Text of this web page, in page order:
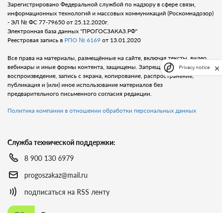
Зарегистрировано Федеральной службой по надзору в сфере связи,
информационных технологий и массовых коммуникаций (Роскомнадозор)
- ЭЛ № ФС 77-79650 от 25.12.2020г.
Электронная база данных "ПРОГОСЗАКАЗ.РФ"
Реестровая запись в РПО № 6169 от 13.01.2020
Все права на материалы, размещённые на сайте, включая тексты, видео,
вебинары и иные формы контента, защищены. Запрещается любое
воспроизведение, запись с экрана, копирование, распространение,
публикация и (или) иное использование материалов без
предварительного письменного согласия редакции.
Политика компании в отношении обработки персональных данных
Служба технической поддержки:
8 900 130 6979
progoszakaz@mail.ru
подписаться на RSS ленту
Privacy notice